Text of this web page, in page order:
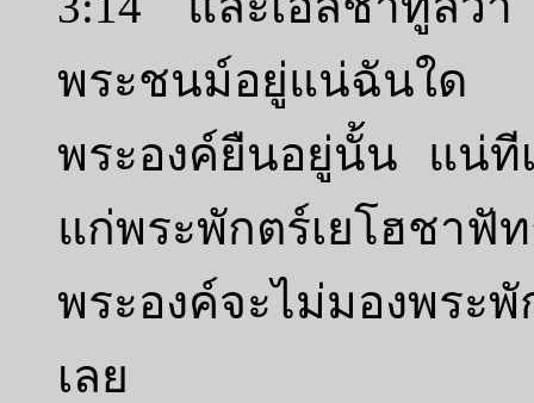
พระชนม์อยู่แน่ฉันใด
พระองค์ยืนอยู่นั้น แน่ที
แก่พระพักตร์เยโฮช
พระองค์จะไม่มองพระ
เลย